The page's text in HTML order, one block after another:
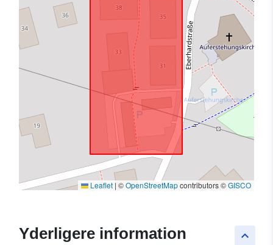
Leaflet | ©OpenStreetMapcontributors ©GISCO
keyboard_arrow_up
Yderligere information